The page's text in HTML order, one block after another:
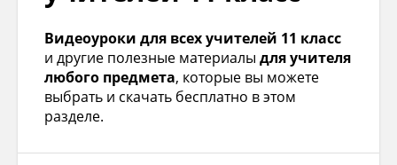
Видеоуроки для всех учителей 11 класс
и другие полезные материалы для учителя
любого предмета, которые вы можете
выбрать и скачать бесплатно в этом
разделе.